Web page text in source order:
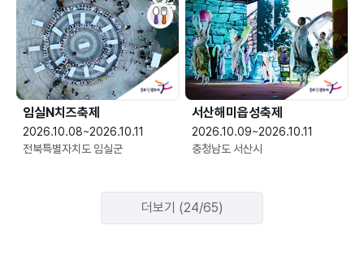
임실N치즈축제
2026.10.08~2026.10.11
전북특별자치도 임실군
서산해미읍성축제
2026.10.09~2026.10.11
충청남도 서산시
더보기 (24/65)